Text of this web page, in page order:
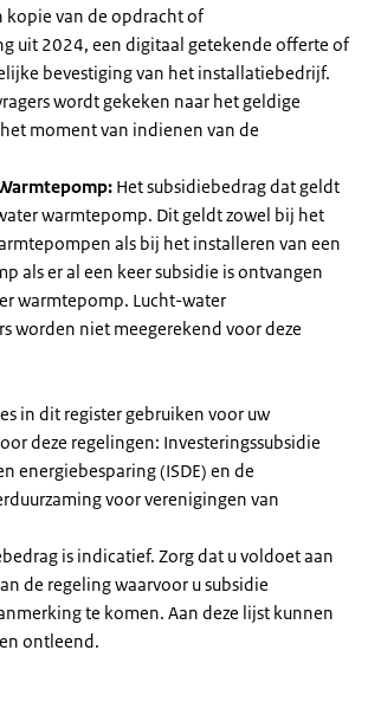
kopie van de opdracht of
uit 2024, een digitaal getekende offerte of
bevestiging van het installatiebedrijf.
wordt gekeken naar het geldige
moment van indienen van de
Het subsidiebedrag dat geldt
warmtepomp. Dit geldt zowel bij het
als bij het installeren van een
als er al een keer subsidie is ontvangen
warmtepomp. Lucht-water
worden niet meegerekend voor deze
in dit register gebruiken voor uw
deze regelingen: Investeringssubsidie
energiebesparing (ISDE) en de
voor verenigingen van
is indicatief. Zorg dat u voldoet aan
de regeling waarvoor u subsidie
te komen. Aan deze lijst kunnen
ontleend.